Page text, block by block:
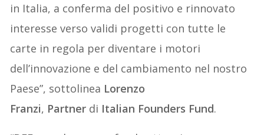
in Italia, a conferma del positivo e rinnovato
interesse verso validi progetti con tutte le
carte in regola per diventare i motori
dell’innovazione e del cambiamento nel nostro
Paese”, sottolinea Lorenzo
Franzi, Partner di Italian Founders Fund.